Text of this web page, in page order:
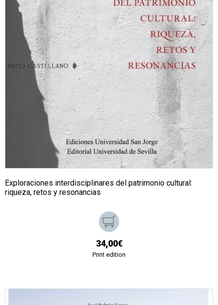
Exploraciones interdisciplinares del patrimonio cultural:
riqueza, retos y resonancias
34,00€
Print edition